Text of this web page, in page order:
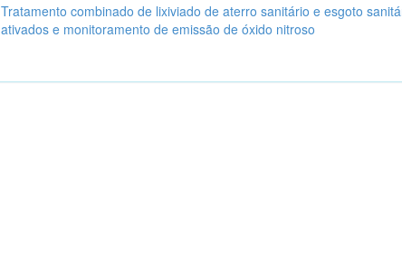
Tratamento combinado de lixiviado de aterro sanitário e esgoto
ativados e monitoramento de emissão de óxido nitroso